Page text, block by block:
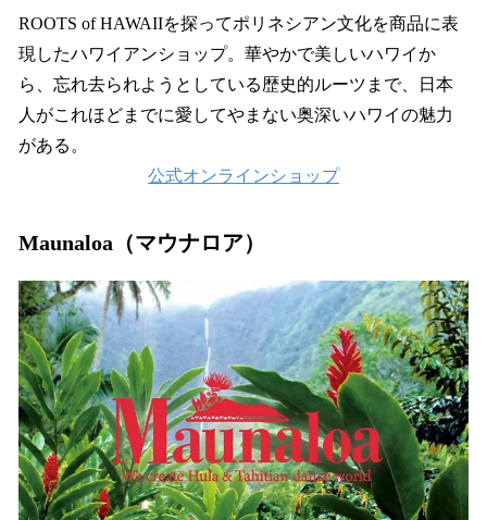
ROOTS of HAWAIIを探ってポリネシアン文化を商品に表
現したハワイアンショップ。華やかで美しいハワイか
ら、忘れ去られようとしている歴史的ルーツまで、日本
人がこれほどまでに愛してやまない奥深いハワイの魅力
がある。
公式オンラインショップ
Maunaloa（マウナロア）